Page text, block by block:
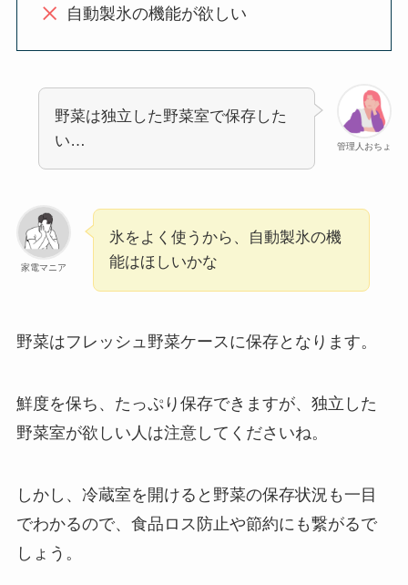
自動製氷の機能が欲しい
管理人おちょ
野菜は独立した野菜室で保存した
い…
家電マニア
氷をよく使うから、自動製氷の機
能はほしいかな
野菜はフレッシュ野菜ケースに保存となります。
鮮度を保ち、たっぷり保存できますが、独立した
野菜室が欲しい人は注意してくださいね。
しかし、冷蔵室を開けると野菜の保存状況も一目
でわかるので、食品ロス防止や節約にも繋がるで
しょう。